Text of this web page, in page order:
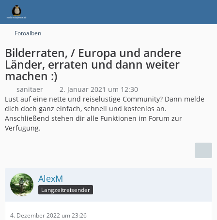
Fotoalben
Bilderraten, / Europa und andere
Länder, erraten und dann weiter
machen :)
sanitaer
2. Januar 2021 um 12:30
Lust auf eine nette und reiselustige Community? Dann melde
dich doch ganz einfach, schnell und kostenlos an.
Anschließend stehen dir alle Funktionen im Forum zur
Verfügung.
AlexM
Langzeitreisender
4. Dezember 2022 um 23:26